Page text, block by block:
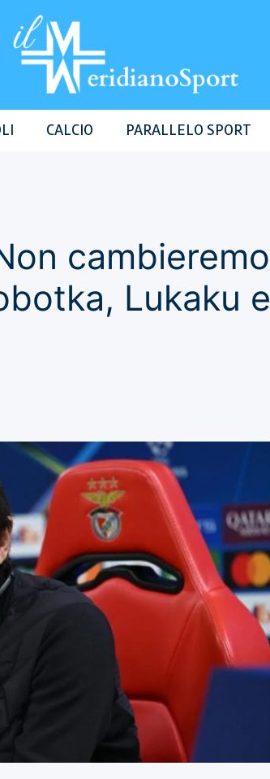
CALCIO PARALLELO SPORT
cambieremo
Lukaku e